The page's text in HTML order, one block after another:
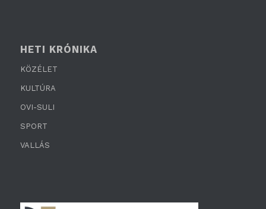
HETI KRÓNIKA
KÖZÉLET
KULTÚRA
OVI-SULI
SPORT
VALLÁS